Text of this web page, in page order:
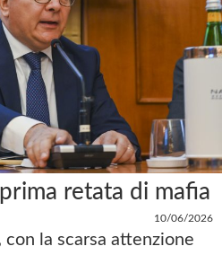
retata di mafia
10/06/2026
con la scarsa attenzione